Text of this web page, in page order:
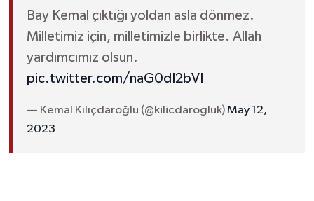
Bay Kemal çıktığı yoldan asla dönmez.
Milletimiz için, milletimizle birlikte. Allah
yardımcımız olsun.
pic.twitter.com/naG0dI2bVI
— Kemal Kılıçdaroğlu (@kilicdarogluk)May 12,
2023